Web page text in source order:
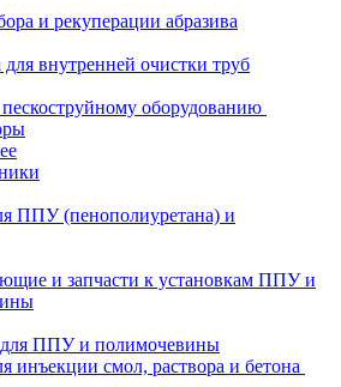
и рекуперации абразива
для внутренней очистки труб
пескоструйному оборудованию
ППУ (пенополиуретана) и
и запчасти к установкам ППУ и
для ППУ и полимочевины
инъекции смол, раствора и бетона